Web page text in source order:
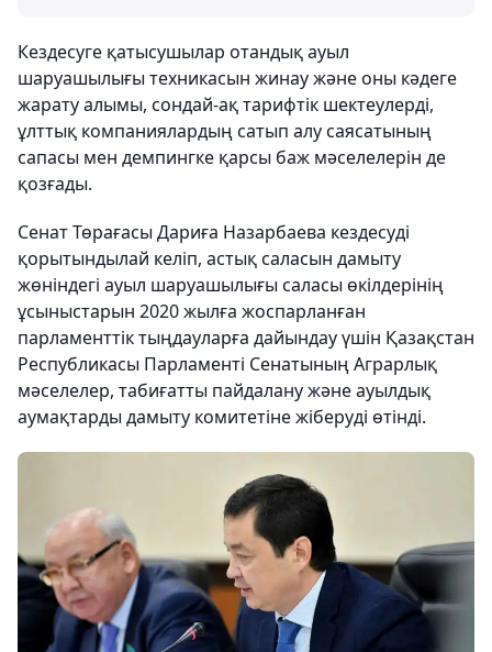
Кездесуге қатысушылар отандық ауыл
шаруашылығы техникасын жинау және оны кәдеге
жарату алымы, сондай-ақ тарифтік шектеулерді,
ұлттық компаниялардың сатып алу саясатының
сапасы мен демпингке қарсы баж мәселелерін де
қозғады.
Сенат Төрағасы Дариға Назарбаева кездесуді
қорытындылай келіп, астық саласын дамыту
жөніндегі ауыл шаруашылығы саласы өкілдерінің
ұсыныстарын 2020 жылға жоспарланған
парламенттік тыңдауларға дайындау үшін Қазақстан
Республикасы Парламенті Сенатының Аграрлық
мәселелер, табиғатты пайдалану және ауылдық
аумақтарды дамыту комитетіне жіберуді өтінді.